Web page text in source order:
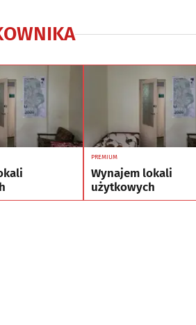
PREMIUM
Wynajem lokali
użytkowych